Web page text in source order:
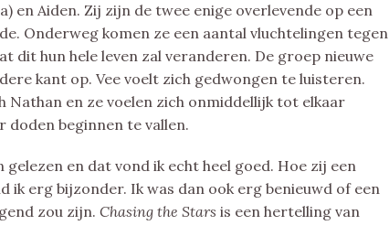
en Aiden. Zij zijn de twee enige overlevende op een
Onderweg komen ze een aantal vluchtelingen tegen
dit hun hele leven zal veranderen. De groep nieuwe
kant op. Vee voelt zich gedwongen te luisteren.
Nathan en ze voelen zich onmiddellijk tot elkaar
beginnen te vallen.
gelezen en dat vond ik echt heel goed. Hoe zij een
ik erg bijzonder. Ik was dan ook erg benieuwd of een
zou zijn. Chasing the Stars is een hertelling van